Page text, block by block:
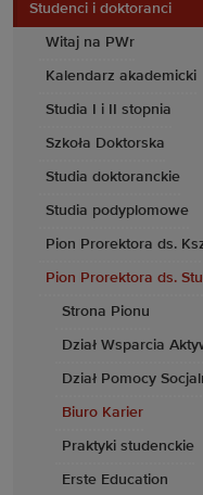
Studenci i doktoranci
Witaj na PWr
Kalendarz akademicki
Studia I i II stopnia
Szkoła Doktorska
Studia doktoranckie
Studia podyplomowe
Pion Prorektora ds.
Pion Prorektora ds.
Strona Pionu
Dział Wsparcia
Dział Pomocy
Biuro Karier
Praktyki studenckie
Erste Education